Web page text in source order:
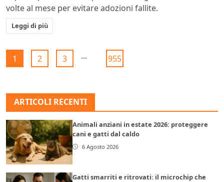
volte al mese per evitare adozioni fallite.
Leggi di più
1 2 3 ... 955
ARTICOLI RECENTI
Animali anziani in estate 2026: proteggere
cani e gatti dal caldo
6 Agosto 2026
Gatti smarriti e ritrovati: il microchip che